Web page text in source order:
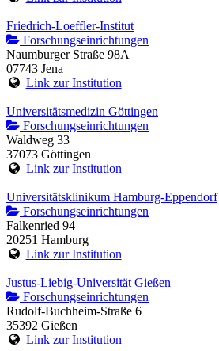
Friedrich-Loeffler-Institut
Forschungseinrichtungen
Naumburger Straße 98A
07743 Jena
Link zur Institution
Universitätsmedizin Göttingen
Forschungseinrichtungen
Waldweg 33
37073 Göttingen
Link zur Institution
Universitätsklinikum Hamburg-Eppendorf
Forschungseinrichtungen
Falkenried 94
20251 Hamburg
Link zur Institution
Justus-Liebig-Universität Gießen
Forschungseinrichtungen
Rudolf-Buchheim-Straße 6
35392 Gießen
Link zur Institution